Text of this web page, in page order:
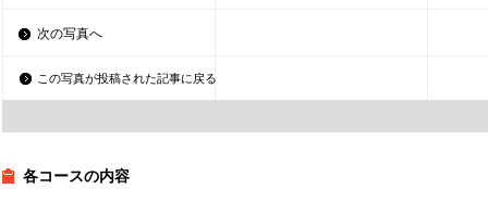
次の写真へ
この写真が投稿された記事に戻る
各コースの内容